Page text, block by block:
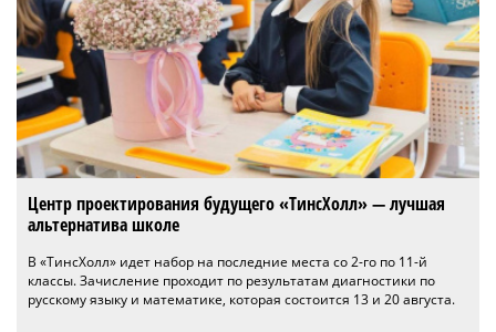
Центр проектирования будущего «ТинсХолл» — лучшая
альтернатива школе
В «ТинсХолл» идет набор на последние места со 2-го по 11-й
классы. Зачисление проходит по результатам диагностики по
русскому языку и математике, которая состоится 13 и 20 августа.